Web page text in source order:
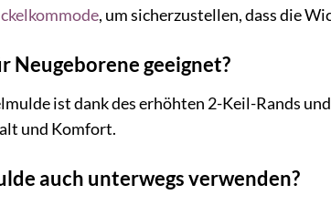
, um sicherzustellen, dass die
Neugeborene geeignet?
ist dank des erhöhten 2-Keil-Rands
und Komfort.
auch unterwegs verwenden?